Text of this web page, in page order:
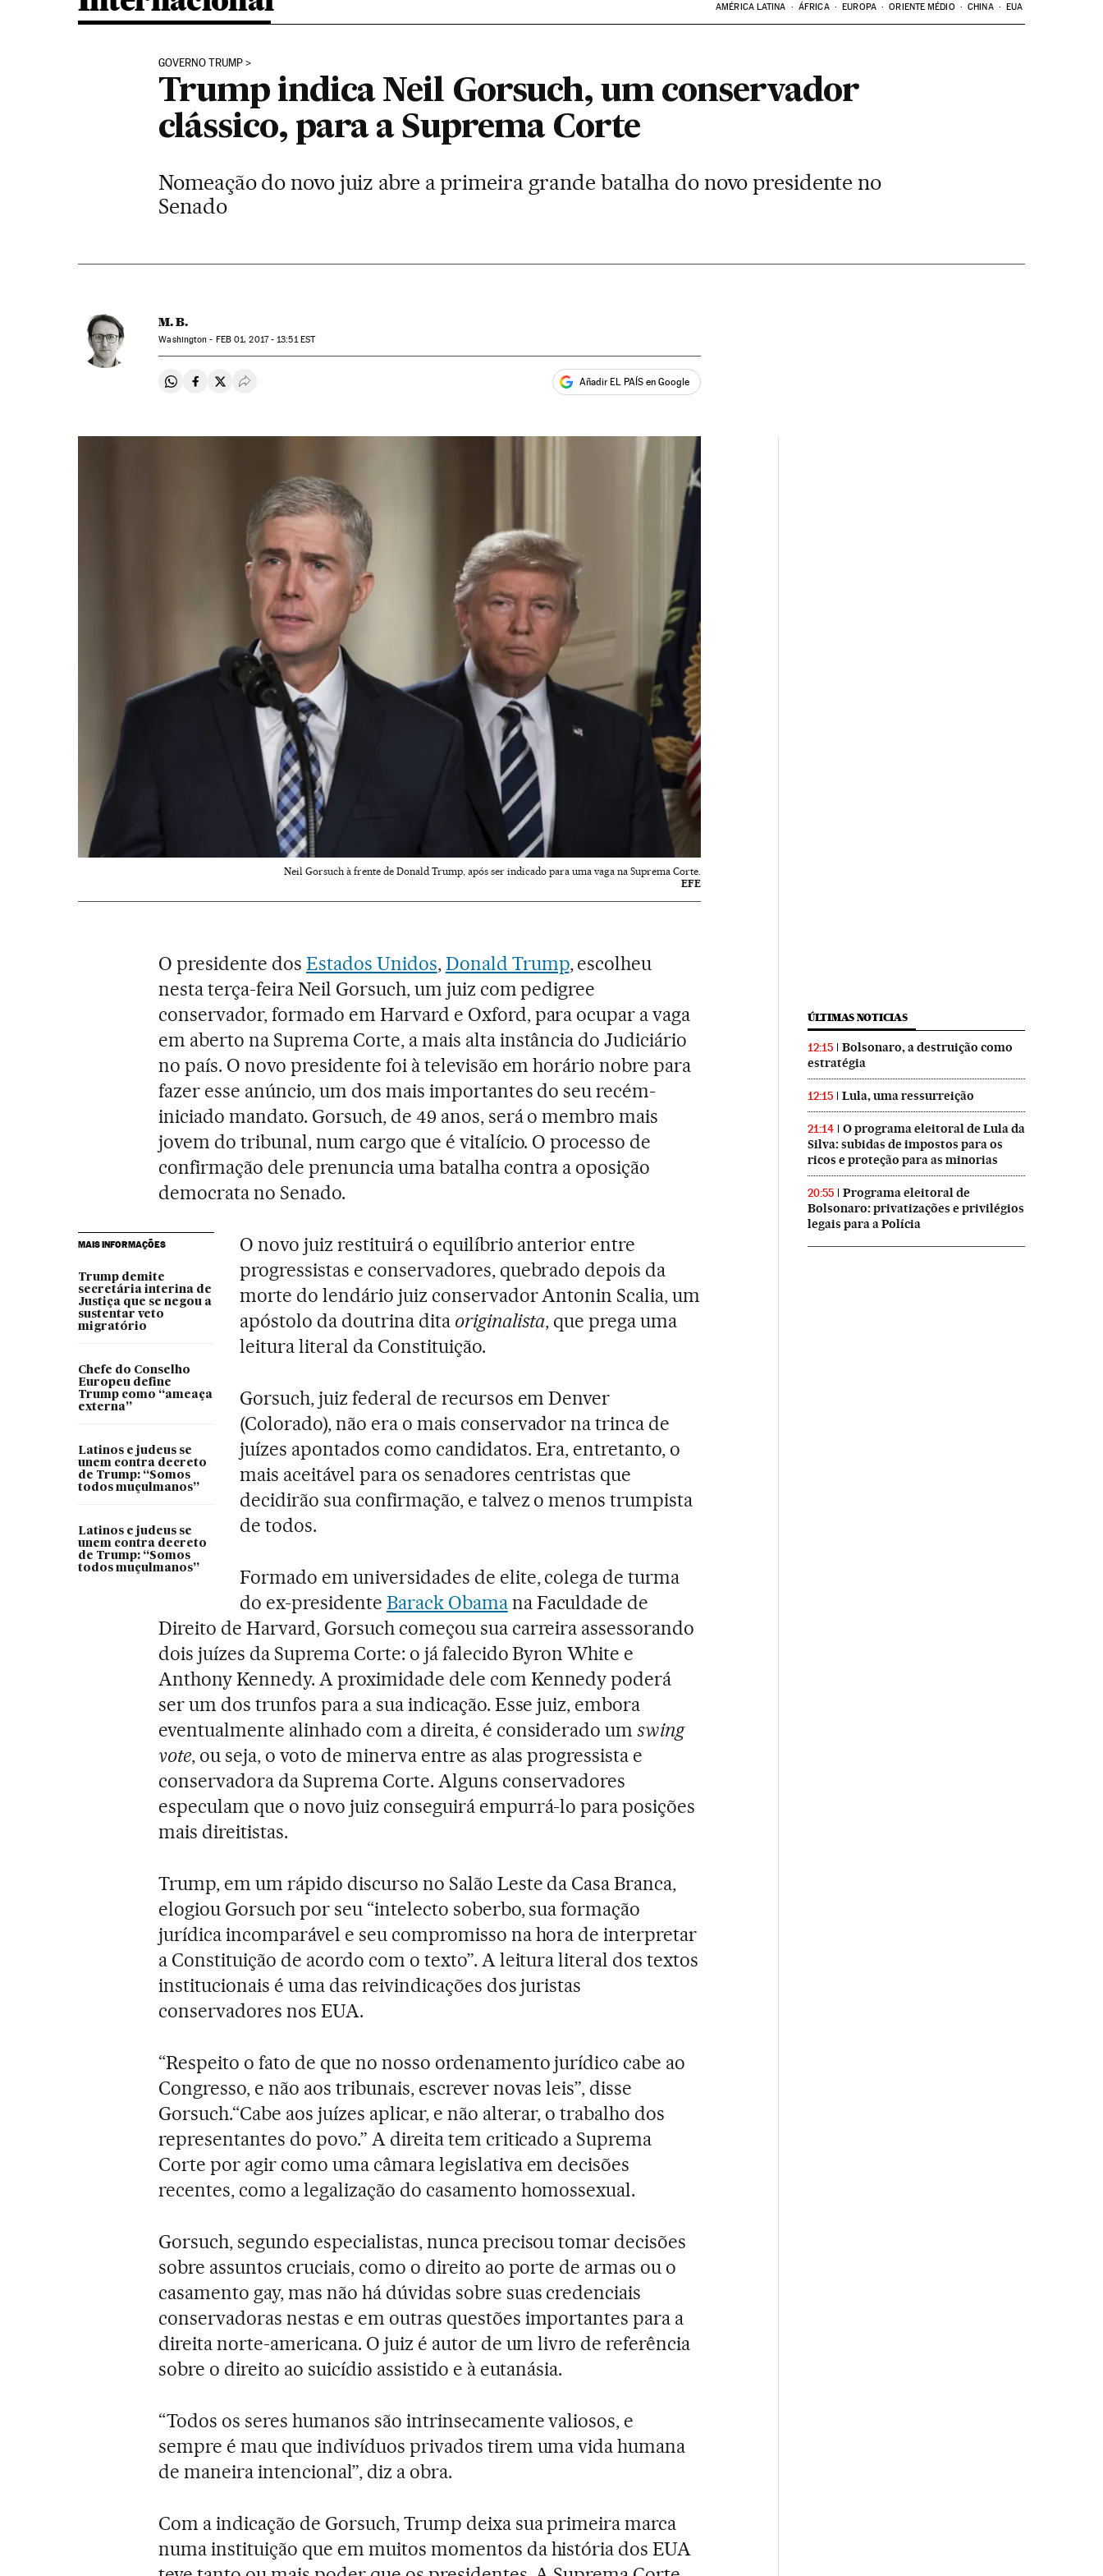
AMÉRICA LATINA ÁFRICA EUROPA ORIENTE MÉDIO CHINA EUA
GOVERNO TRUMP
Trump indica Neil Gorsuch, um conservador
clássico, para a Suprema Corte
Nomeação do novo juiz abre a primeira grande batalha do novo presidente no
Senado
M. B.
Washington - FEB01, 2017 - 13:51EST
Compartir en Whatsapp
Compartir en Facebook
Compartir en Twitter
Desplegar Redes Sociales Añadir EL PAÍS en Google
Neil Gorsuch à frente de Donald Trump, após ser indicado para uma vaga na Suprema Corte.
EFE
O presidente dosEstados Unidos,Donald Trump, escolheu
nesta terça-feira Neil Gorsuch, um juiz com pedigree
conservador, formado em Harvard e Oxford, para ocupar a vaga
em aberto na Suprema Corte, a mais alta instância do Judiciário
no país. O novo presidente foi à televisão em horário nobre para
fazer esse anúncio, um dos mais importantes do seu recém-
iniciado mandato. Gorsuch, de 49 anos, será o membro mais
jovem do tribunal, num cargo que é vitalício. O processo de
confirmação dele prenuncia uma batalha contra a oposição
democrata no Senado.
MAIS INFORMAÇÕES
Trump demite
secretária interina de
Justiça que se negou a
sustentar veto
migratório
Chefe do Conselho
Europeu define
Trump como “ameaça
externa”
Latinos e judeus se
unem contra decreto
de Trump: “Somos
todos muçulmanos”
Latinos e judeus se
unem contra decreto
de Trump: “Somos
todos muçulmanos”
O novo juiz restituirá o equilíbrio anterior entre
progressistas e conservadores, quebrado depois da
morte do lendário juiz conservador Antonin Scalia, um
apóstolo da doutrina dita originalista, que prega uma
leitura literal da Constituição.
Gorsuch, juiz federal de recursos em Denver
(Colorado), não era o mais conservador na trinca de
juízes apontados como candidatos. Era, entretanto, o
mais aceitável para os senadores centristas que
decidirão sua confirmação, e talvez o menos trumpista
de todos.
Formado em universidades de elite, colega de turma
do ex-presidente Barack Obamana Faculdade de
Direito de Harvard, Gorsuch começou sua carreira assessorando
dois juízes da Suprema Corte: o já falecido Byron White e
Anthony Kennedy. A proximidade dele com Kennedy poderá
ser um dos trunfos para a sua indicação. Esse juiz, embora
eventualmente alinhado com a direita, é considerado umswing
vote, ou seja, o voto de minerva entre as alas progressista e
conservadora da Suprema Corte. Alguns conservadores
especulam que o novo juiz conseguirá empurrá-lo para posições
mais direitistas.
Trump, em um rápido discurso no Salão Leste da Casa Branca,
elogiou Gorsuch por seu “intelecto soberbo, sua formação
jurídica incomparável e seu compromisso na hora de interpretar
a Constituição de acordo com o texto”. A leitura literal dos textos
institucionais é uma das reivindicações dos juristas
conservadores nos EUA.
“Respeito o fato de que no nosso ordenamento jurídico cabe ao
Congresso, e não aos tribunais, escrever novas leis”, disse
Gorsuch.“Cabe aos juízes aplicar, e não alterar, o trabalho dos
representantes do povo.” A direita tem criticado a Suprema
Corte por agir como uma câmara legislativa em decisões
recentes, como a legalização do casamento homossexual.
Gorsuch, segundo especialistas, nunca precisou tomar decisões
sobre assuntos cruciais, como o direito ao porte de armas ou o
casamento gay, mas não há dúvidas sobre suas credenciais
conservadoras nestas e em outras questões importantes para a
direita norte-americana. O juiz é autor de um livro de referência
sobre o direito ao suicídio assistido e à eutanásia.
“Todos os seres humanos são intrinsecamente valiosos, e
sempre é mau que indivíduos privados tirem uma vida humana
de maneira intencional”, diz a obra.
Com a indicação de Gorsuch, Trump deixa sua primeira marca
numa instituição que em muitos momentos da história dos EUA
ÚLTIMAS NOTICIAS
12:15
Bolsonaro, a destruição como
estratégia
12:15 Lula, uma ressurreição
21:14
O programa eleitoral de Lula da
Silva: subidas de impostos para os
ricos e proteção para as minorias
20:55
Programa eleitoral de
Bolsonaro: privatizações e privilégios
legais para a Polícia